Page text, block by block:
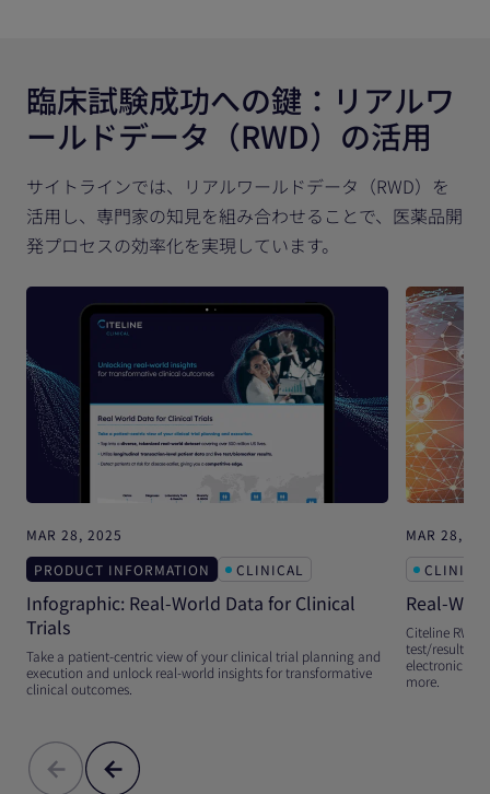
臨床試験成功への鍵：リアルワ
ールドデータ（RWD）の活用
サイトラインでは、リアルワールドデータ（RWD）を
活用し、専門家の知見を組み合わせることで、医薬品開
発プロセスの効率化を実現しています。
MAR 28, 2025
PRODUCT INFORMATION
CLINICAL
Infographic: Real-World Data for Clinical
Trials
Take a patient-centric view of your clinical trial planning and
execution and unlock real-world insights for transformative
clinical outcomes.
MAR 28,
Real-
Citeline RWD
test/results
electronic
more.